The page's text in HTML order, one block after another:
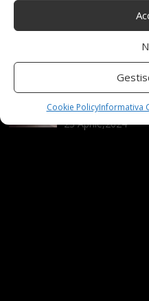
Cookie PolicyInformativa
Nuova MG ZS
24
Automobili e
manutenzione
23 Aprile,2024